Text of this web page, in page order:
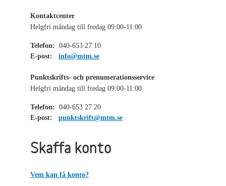
Kontaktcenter
Helgfri måndag till fredag 09:00-11:00
Telefon: 040-653 27 10
E-post:
info@mtm.se
Punktskrifts- och prenumerationsservice
Helgfri måndag till fredag 09:00-11:00
Telefon: 040-653 27 20
E-post:
punktskrift@mtm.se
Skaffa konto
Vem kan få konto?